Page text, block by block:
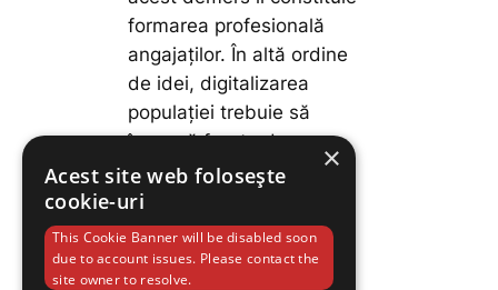
formarea profesională
angajaților. În altă ordine
de idei, digitalizarea
populației trebuie să
înceapă foarte devreme,
cu sprijinul autorităților.
Moldova și Germania vor
coopera pentru a asigura
×
Acest site web folosește
cookie-uri
This Cookie Banner will be disabled soon
due to account issues. Please contact the
site owner to resolve.